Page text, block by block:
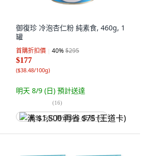
御復珍 冷泡杏仁粉 純素食, 460g, 1
罐
首購折扣價 40%$295
$177
($38.48/100g)
明天 8/9 (日) 預計送達
(16)
满 $1,500 再省 $75 (王道卡)